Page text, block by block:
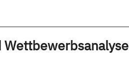
Wettbewerbsanalyse